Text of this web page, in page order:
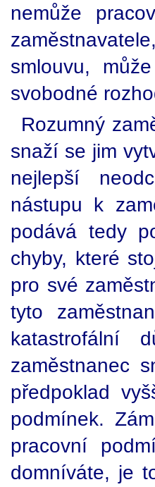
nemůže
smlouvu,
svobodné
Rozumný
snaží se jim
nejlepší
nástupu k
podává tedy
chyby, které
pro své
tyto
katastrofální
zaměstnanec
předpoklad
podmínek.
pracovní
domníváte, je